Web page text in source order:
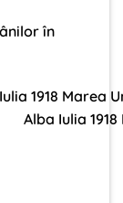
în
Alba Iulia